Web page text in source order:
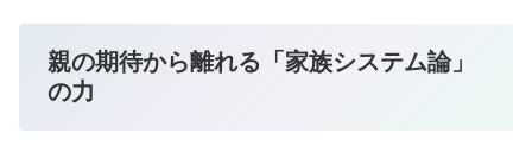
親の期待から離れる「家族システム論」
の力